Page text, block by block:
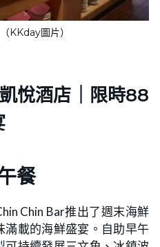
KKday圖片）
悅酒店｜
限時88
餐
Chin Bar推出了週末海鮮
滿載的海鮮盛宴。自助早午